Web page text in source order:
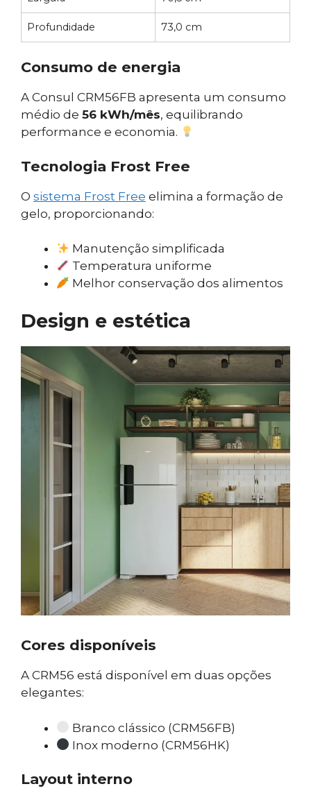
Profundidade 73,0 cm
Consumo de energia
A Consul CRM56FB apresenta um consumo
médio de 56 kWh/mês, equilibrando
performance e economia.
Tecnologia Frost Free
O sistema Frost Free elimina a formação de
gelo, proporcionando:
Manutenção simplificada
Temperatura uniforme
Melhor conservação dos alimentos
Design e estética
Cores disponíveis
A CRM56 está disponível em duas opções
elegantes:
Branco clássico (CRM56FB)
Inox moderno (CRM56HK)
Layout interno